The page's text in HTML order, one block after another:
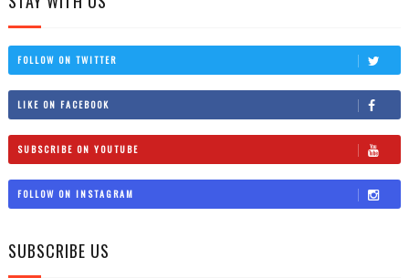
FOLLOW ON TWITTER
LIKE ON FACEBOOK
SUBSCRIBE ON YOUTUBE
FOLLOW ON INSTAGRAM
SUBSCRIBE US